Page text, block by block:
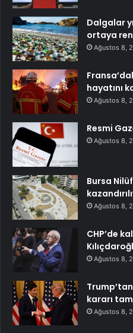
Dalgalar
ortaya
Ağustos 8,
hayatını
Ağustos 8,
Resmi
Ağustos 8,
Bursa
Ağustos 8,
CHP’de
Ağustos 8,
kararı
Ağustos 8,